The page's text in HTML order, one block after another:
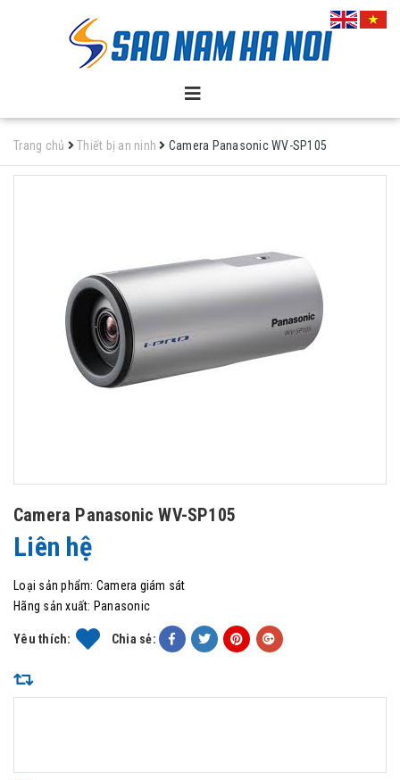
Trang chủ Thiết bị an ninh Camera Panasonic WV-SP105
Camera Panasonic WV-SP105
Liên hệ
Loại sản phẩm: Camera giám sát
Hãng sản xuất: Panasonic
Yêu thích: Chia sẻ: